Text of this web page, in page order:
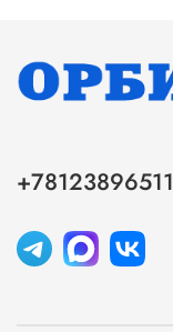
+78123896511